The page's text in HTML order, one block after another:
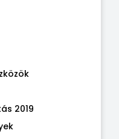
2019